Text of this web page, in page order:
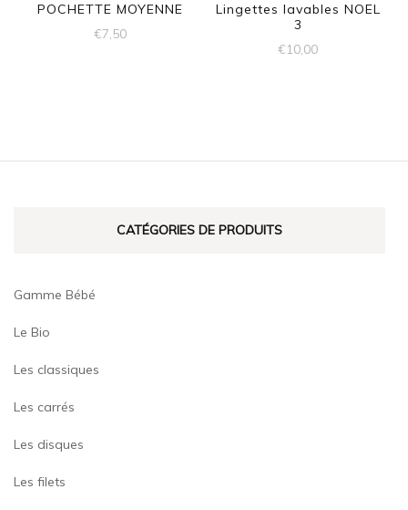
POCHETTE MOYENNE
€7,50
Lingettes lavables NOEL
3
€10,00
CATÉGORIES DE PRODUITS
Gamme Bébé
Le Bio
Les classiques
Les carrés
Les disques
Les filets